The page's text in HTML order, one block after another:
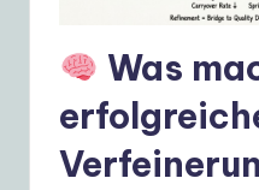
w
Was